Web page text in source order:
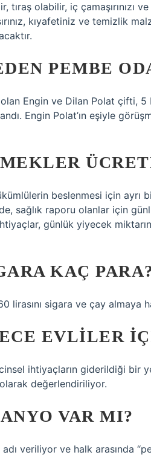
olabilir, iç çamaşırınızı
kıyafetiniz ve temizlik
PEMBE
Engin ve Dilan Polat çifti, 5
Engin Polat’ın eşiyle
beslenmesi için ayrı
sağlık raporu olanlar için
günlük yiyecek
KAÇ
lirasını sigara ve çay almaya
EVLILER
ihtiyaçların giderildiği bir
değerlendiriliyor.
VAR MI?
veriliyor ve halk arasında